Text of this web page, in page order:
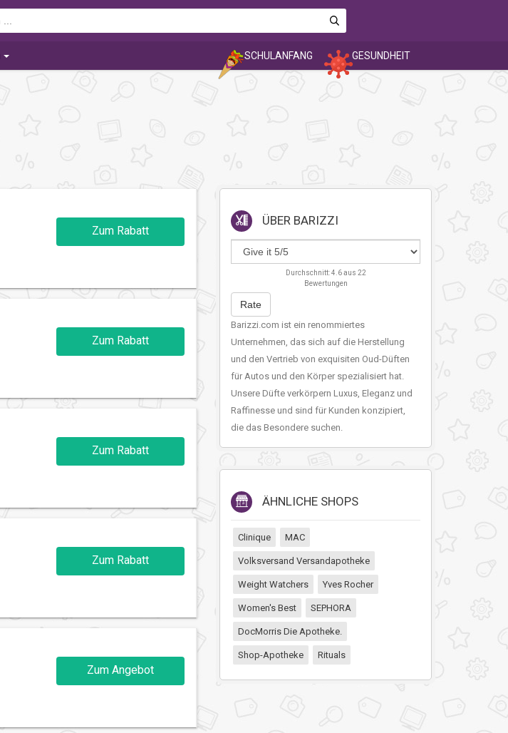
GESUNDHEIT
SCHULANFANG
Zum Rabatt
Zum Rabatt
Zum Rabatt
Zum Rabatt
Zum Angebot
ÜBER BARIZZI
Durchschnitt:4.6 aus 22
Bewertungen
Rate
Barizzi.com ist ein renommiertes
Unternehmen, das sich auf die Herstellung
und den Vertrieb von exquisiten Oud-Düften
für Autos und den Körper spezialisiert hat.
Unsere Düfte verkörpern Luxus, Eleganz und
Raffinesse und sind für Kunden konzipiert,
die das Besondere suchen.
ÄHNLICHE SHOPS
Clinique MAC
Volksversand Versandapotheke
Weight Watchers Yves Rocher
Women's Best SEPHORA
DocMorris Die Apotheke.
Shop-Apotheke Rituals